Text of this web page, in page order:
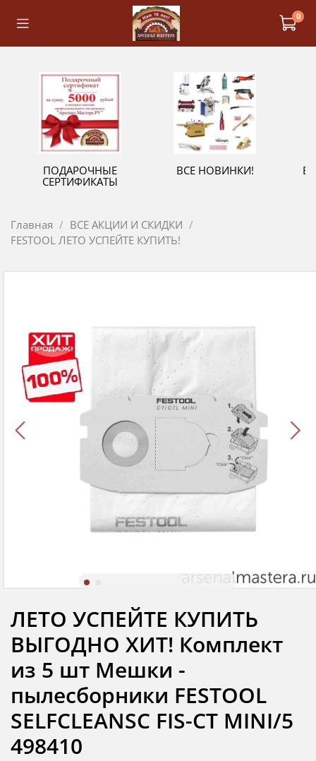
0
ПОДАРОЧНЫЕ
СЕРТИФИКАТЫ
ВСЕ НОВИНКИ!
Главная
ВСЕ АКЦИИ И СКИДКИ
FESTOOL ЛЕТО УСПЕЙТЕ КУПИТЬ!
ЛЕТО УСПЕЙТЕ КУПИТЬ
ВЫГОДНО ХИТ! Комплект
из 5 шт Мешки -
пылесборники FESTOOL
SELFCLEANSC FIS-CT MINI/5
498410